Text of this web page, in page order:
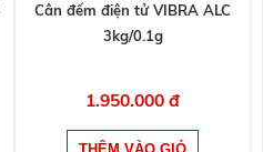
Cân đếm điện tử VIBRA ALC
3kg/0.1g
1.950.000 đ